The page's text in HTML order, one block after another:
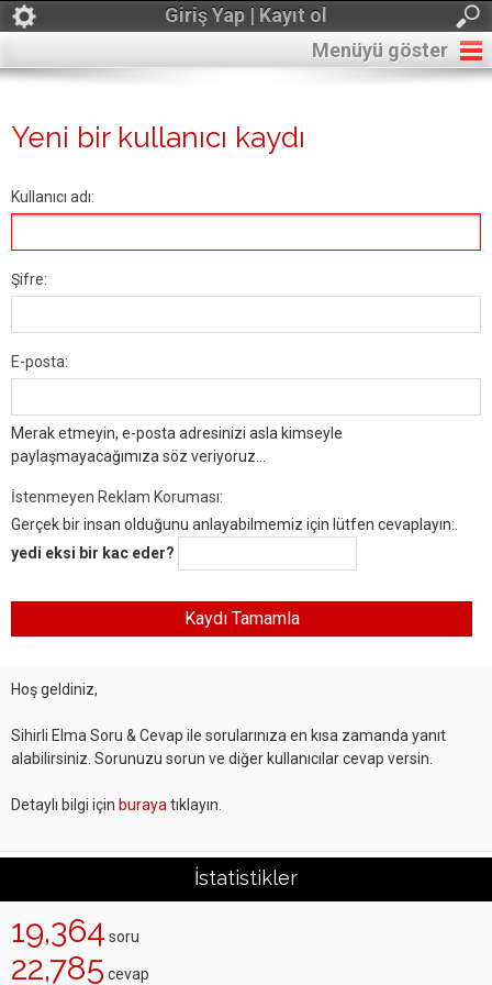
Giriş Yap | Kayıt ol
Menüyü göster
Yeni bir kullanıcı kaydı
Kullanıcı adı:
Şifre:
E-posta:
Merak etmeyin, e-posta adresinizi asla kimseyle
paylaşmayacağımıza söz veriyoruz...
İstenmeyen Reklam Koruması:
Gerçek bir insan olduğunu anlayabilmemiz için lütfen cevaplayın:.
yedi eksi bir kac eder?
Hoş geldiniz,
Sihirli Elma Soru & Cevap ile sorularınıza en kısa zamanda yanıt
alabilirsiniz. Sorunuzu sorun ve diğer kullanıcılar cevap versin.
Detaylı bilgi için buraya tıklayın.
İstatistikler
19,364 soru
22,785 cevap